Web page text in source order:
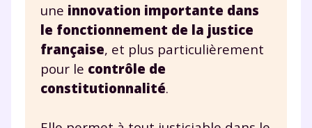
une innovation importante dans
le fonctionnement de la justice
française, et plus particulièrement
pour le contrôle de
constitutionnalité.